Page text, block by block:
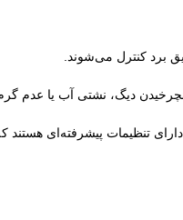
برد کنترل می‌شوند.
دیگ، نشتی آب یا عدم
تنظیمات پیشرفته‌ای